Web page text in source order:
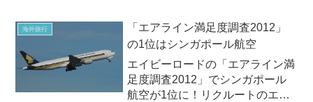
1月6日（火）、毎年恒例の
「2015年版 最も安全な航空...
海外旅行
「エアライン満足度調査2012」
の1位はシンガポール航空
エイビーロードの「エアライン満
足度調査2012」でシンガポール
航空が1位に！リクルートのエイ